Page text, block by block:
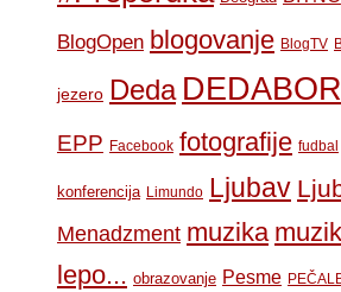
BlogOpen blogovanje BlogTV
jezero Deda DEDABOR
EPP Facebook fotografije fudbal
konferencija Limundo Ljubav
Menadzment muzika
lepo... obrazovanje Pesme